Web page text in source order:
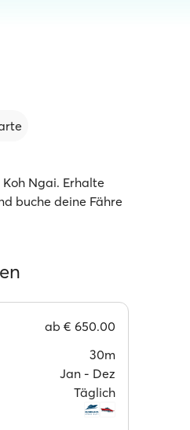
Ngai. Erhalte
buche deine Fähre
ab € 650.00
30m
Jan ‐ Dez
Täglich